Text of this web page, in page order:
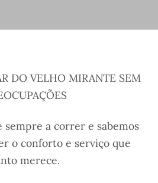
DO VELHO MIRANTE SEM
sempre a correr e sabemos
o conforto e serviço que
merece.